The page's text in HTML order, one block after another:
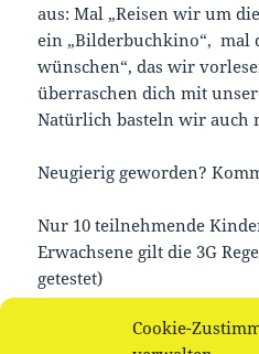
Cookie-
aus: Mal „Reisen wir um
ein „Bilderbuchkino“, mal
wünschen“, das wir
überraschen dich mit
Natürlich basteln wir auch
Neugierig geworden?
Nur 10 teilnehmende
Erwachsene gilt die 3G
getestet)